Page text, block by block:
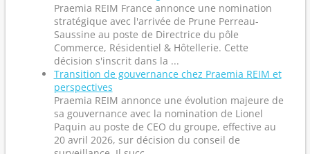
Praemia REIM France annonce une nomination
stratégique avec l'arrivée de Prune Perreau-
Saussine au poste de Directrice du pôle
Commerce, Résidentiel & Hôtellerie. Cette
décision s'inscrit dans la ...
Transition de gouvernance chez Praemia REIM et
perspectives
Praemia REIM annonce une évolution majeure de
sa gouvernance avec la nomination de Lionel
Paquin au poste de CEO du groupe, effective au
20 avril 2026, sur décision du conseil de